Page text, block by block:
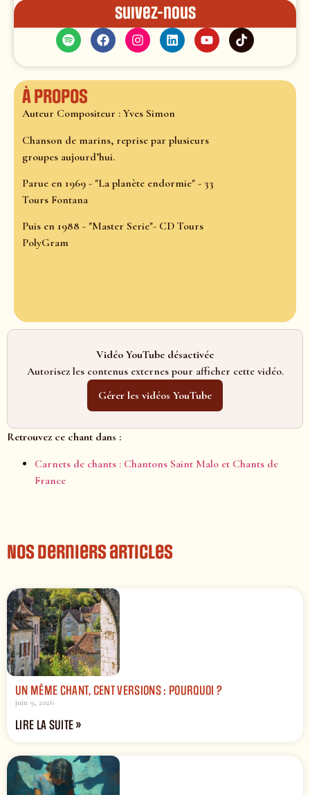
Suivez-nous
À propos
Auteur Compositeur : Yves Simon
Chanson de marins, reprise par plusieurs
groupes aujourd’hui.
Parue en 1969 - "La planète endormie" - 33
Tours Fontana
Puis en 1988 - "Master Serie"- CD Tours
PolyGram
Vidéo YouTube désactivée
Autorisez les contenus externes pour afficher cette vidéo.
Gérer les vidéos YouTube
Retrouvez ce chant dans :
Carnets de chants : Chantons Saint Malo et Chants de
France
Nos derniers articles
UN MÊME CHANT, CENT VERSIONS : POURQUOI ?
juin 9, 2026
LIRE LA SUITE »